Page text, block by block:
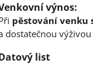
výnos:
pěstování venku
dostatečnou
list